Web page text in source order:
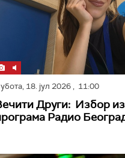
18. јул 2026, 11:00
Други: Избор из
Радио